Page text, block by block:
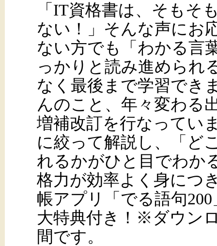
「IT資格書は、そもそ
ない！」そんな声にお
ない方でも「わかる言
っかりと読み進められ
なく最後まで学習でき
んのこと、年々変わる
増補改訂を行なってい
に絞って解説し、「ど
れるかがひと目でわか
格力が効率よく身につ
帳アプリ「でる語句
大特典付き！※ダウン
間です。